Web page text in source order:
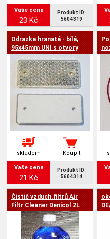
Vaše cena
23 Kč
Produkt ID:
5604319
Odrazka hranatá - bílá,
95x45mm UNI s otvory
skladem Koupit
Vaše cena
21 Kč
Produkt ID:
5604314
Čistič vzduch.filtrů Air
Filtr Cleaner Denicol 2L